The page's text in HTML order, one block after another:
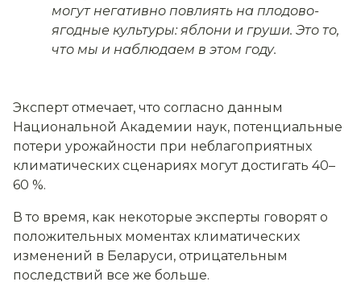
могут негативно повлиять на плодово-
ягодные культуры: яблони и груши. Это то,
что мы и наблюдаем в этом году.
Эксперт отмечает, что согласно данным
Национальной Академии наук, потенциальные
потери урожайности при неблагоприятных
климатических сценариях могут достигать 40–
60 %.
В то время, как некоторые эксперты говорят о
положительных моментах климатических
изменений в Беларуси, отрицательным
последствий все же больше.